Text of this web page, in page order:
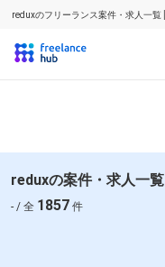
reduxのフリーランス案件・求人一覧
reduxの案件・求人一覧
- / 全 1857 件